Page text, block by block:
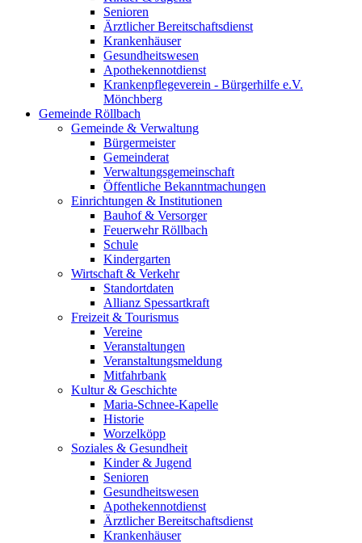
Senioren
Ärztlicher Bereitschaftsdienst
Krankenhäuser
Gesundheitswesen
Apothekennotdienst
Krankenpflegeverein - Bürgerhilfe e.V.
Mönchberg
Gemeinde Röllbach
Gemeinde & Verwaltung
Bürgermeister
Gemeinderat
Verwaltungsgemeinschaft
Öffentliche Bekanntmachungen
Einrichtungen & Institutionen
Bauhof & Versorger
Feuerwehr Röllbach
Schule
Kindergarten
Wirtschaft & Verkehr
Standortdaten
Allianz Spessartkraft
Freizeit & Tourismus
Vereine
Veranstaltungen
Veranstaltungsmeldung
Mitfahrbank
Kultur & Geschichte
Maria-Schnee-Kapelle
Historie
Worzelköpp
Soziales & Gesundheit
Kinder & Jugend
Senioren
Gesundheitswesen
Apothekennotdienst
Ärztlicher Bereitschaftsdienst
Krankenhäuser